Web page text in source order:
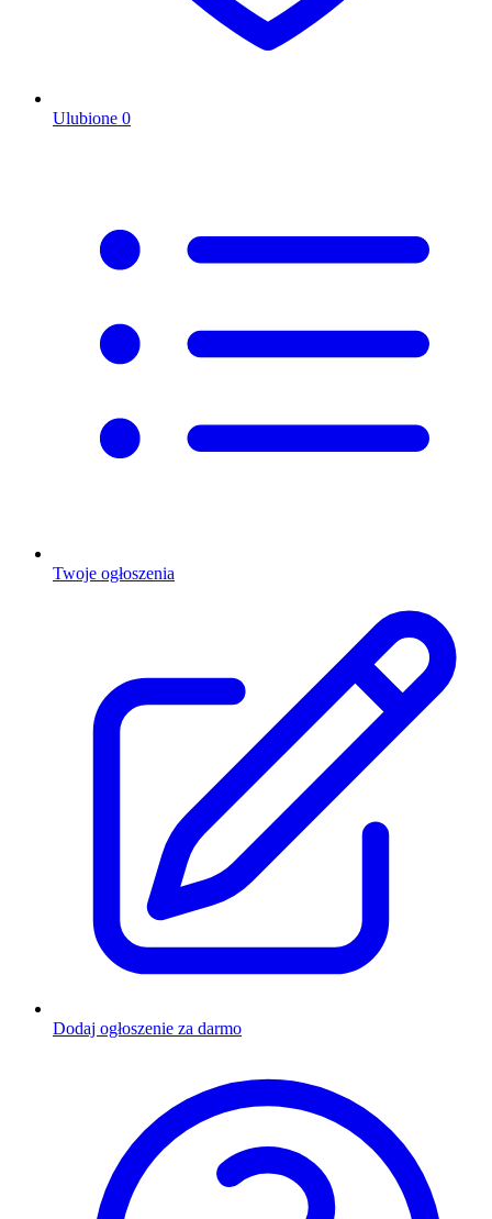
Ulubione 0
Twoje ogłoszenia
Dodaj ogłoszenie za darmo